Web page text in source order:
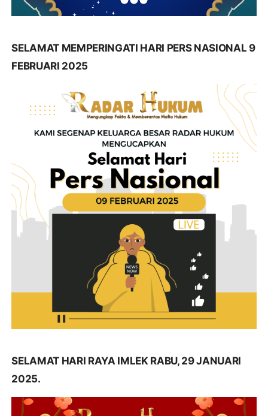
SELAMAT MEMPERINGATI HARI PERS NASIONAL 9
FEBRUARI 2025
SELAMAT HARI RAYA IMLEK RABU, 29 JANUARI
2025.